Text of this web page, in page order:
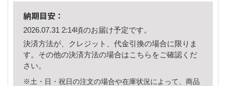
納期目安：
2026.07.31 2:14頃のお届け予定です。
決済方法が、クレジット、代金引換の場合に限りま
す。その他の決済方法の場合はこちら をご確認くだ
さい。
※土・日・祝日の注文の場合や在庫状況によって、商品